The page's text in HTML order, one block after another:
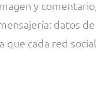
y
datos
que cada red